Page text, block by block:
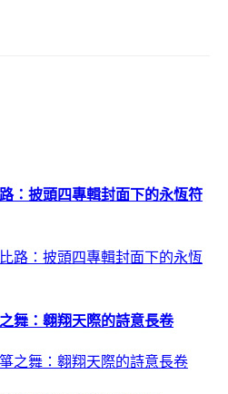
尼卡通的極簡風、宮崎駿卡通
：披頭四專輯封面下的永恆符
舞：翱翔天際的詩意長卷